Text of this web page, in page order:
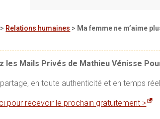
> Relations humaines > Ma femme ne m’aime
les Mails Privés de Mathieu Vénisse
en toute authenticité et en temps
pour recevoir le prochain gratuitement >